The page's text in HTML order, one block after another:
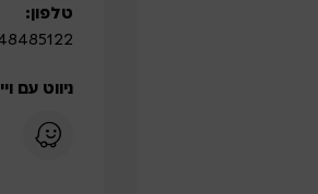
טלפון:
| 0504702700
ניווט עם